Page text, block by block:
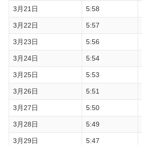
3月21日 5:58
3月22日 5:57
3月23日 5:56
3月24日 5:54
3月25日 5:53
3月26日 5:51
3月27日 5:50
3月28日 5:49
3月29日 5:47